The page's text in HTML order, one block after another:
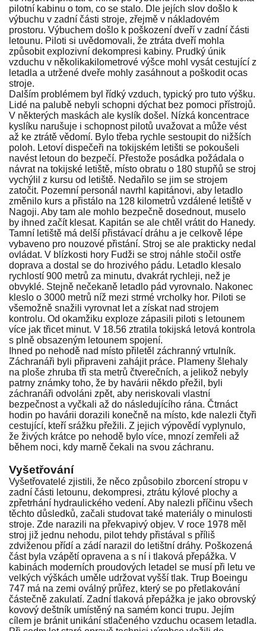
pilotní kabinu o tom, co se stalo. Dle jejích slov došlo k
výbuchu v zadní části stroje, zřejmě v nákladovém
prostoru. Výbuchem došlo k poškození dveří v zadní části
letounu. Piloti si uvědomovali, že ztráta dveří mohla
způsobit explozivní dekompresi kabiny. Prudký únik
vzduchu v několikakilometrové výšce mohl vysát cestující z
letadla a utržené dveře mohly zasáhnout a poškodit ocas
stroje.
Dalším problémem byl řídký vzduch, typický pro tuto výšku.
Lidé na palubě nebyli schopni dýchat bez pomoci přístrojů.
V některých maskách ale kyslík došel. Nízká koncentrace
kyslíku narušuje i schopnost pilotů uvažovat a může vést
až ke ztrátě vědomí. Bylo třeba rychle sestoupit do nižších
poloh. Letoví dispečeři na tokijském letišti se pokoušeli
navést letoun do bezpečí. Přestože posádka požádala o
návrat na tokijské letiště, místo obratu o 180 stupňů se stroj
vychýlil z kursu od letiště. Nedařilo se jim se strojem
zatočit. Pozemní personál navrhl kapitánovi, aby letadlo
změnilo kurs a přistálo na 128 kilometrů vzdálené letiště v
Nagoji. Aby tam ale mohlo bezpečně dosednout, muselo
by ihned začít klesat. Kapitán se ale chtěl vrátit do Hanedy.
Tamní letiště má delší přistávací dráhu a je celkově lépe
vybaveno pro nouzové přistání. Stroj se ale prakticky nedal
ovládat. V blízkosti hory Fudži se stroj náhle stočil ostře
doprava a dostal se do hrozivého pádu. Letadlo klesalo
rychlostí 900 metrů za minutu, dvakrát rychleji, než je
obvyklé. Stejně nečekaně letadlo pád vyrovnalo. Nakonec
kleslo o 3000 metrů níž mezi strmé vrcholky hor. Piloti se
všemožně snažili vyrovnat let a získat nad strojem
kontrolu. Od okamžiku exploze zápasili piloti s letounem
více jak třicet minut. V 18.56 ztratila tokijská letová kontrola
s plně obsazeným letounem spojení.
Ihned po nehodě nad místo přiletěl záchranný vrtulník.
Záchranáři byli připraveni zahájit práce. Plameny šlehaly
na ploše zhruba tři sta metrů čtverečních, a jelikož nebyly
patrny známky toho, že by havárii někdo přežil, byli
záchranáři odvoláni zpět, aby neriskovali vlastní
bezpečnost a vyčkali až do následujícího rána. Čtrnáct
hodin po havárii dorazili konečně na místo, kde nalezli čtyři
cestující, kteří srážku přežili. Z jejich výpovědí vyplynulo,
že živých krátce po nehodě bylo více, mnozí zemřeli až
během noci, kdy marně čekali na svou záchranu.
Vyšetřování
Vyšetřovatelé zjistili, že něco způsobilo zborcení stropu v
zadní části letounu, dekompresi, ztrátu kýlové plochy a
zpřetrhání hydraulického vedení. Aby nalezli příčinu všech
těchto důsledků, začali studovat také materiály o minulosti
stroje. Zde narazili na překvapivý objev. V roce 1978 měl
stroj již jednu nehodu, pilot tehdy přistával s příliš
zdviženou přídí a zádí narazil do letištní dráhy. Poškozená
část byla vzápětí opravena a s ní i tlaková přepážka. V
kabinách moderních proudových letadel se musí při letu ve
velkých výškách uměle udržovat vyšší tlak. Trup Boeingu
747 má na zemi oválný průřez, který se po přetlakování
částečně zakulatí. Zadní tlaková přepážka je jako obrovský
kovový deštník umístěný na samém konci trupu. Jejím
cílem je bránit unikání stlačeného vzduchu ocasem letadla.